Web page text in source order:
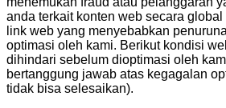
anda terkait konten web secara
link web yang menyebabkan
optimasi oleh kami. Berikut kondisi
dihindari sebelum dioptimasi oleh
bertanggung jawab atas kegagalan
tidak bisa selesaikan).